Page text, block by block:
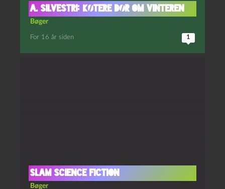
A. Silvestri: Køtere dør om vinteren
Bøger
For 16 år siden 1
Slam Science Fiction
Bøger